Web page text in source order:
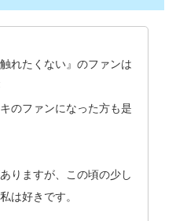
触れたくない』のファンは
のファンになった方も是
りますが、この頃の少し
は好きです。